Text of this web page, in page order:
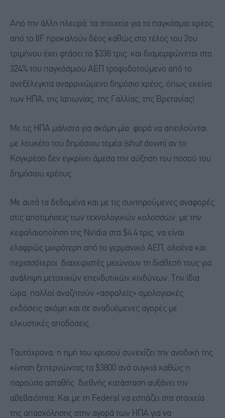
Από την άλλη πλευρά, τα στοιχεία για το παγκόσμιο χρέος
από το IIF προκαλούν δέος καθώς στο τέλος του 2ου
τριμήνου έχει φτάσει τα $338 τρις. και διαμορφώνεται στο
324% του παγκόσμιου ΑΕΠ τροφοδοτούμενο από το
ανεξέλεγκτα αναρριχώμενο δημόσιο χρέος, όπως εκείνο
των ΗΠΑ, της Ιαπωνίας, της Γαλλίας, της Βρετανίας!
Με τις ΗΠΑ μάλιστα για ακόμη μία φορά να απειλούνται
με λουκέτο του δημόσιου τομέα (shut down) αν το
Κογκρέσο δεν εγκρίνει άμεσα την αύξηση του ποσού του
δημόσιου χρέους.
Με αυτά τα δεδομένα και με τις συντηρούμενες αναφορές
στις αποτιμήσεις των τεχνολογικών κολοσσών, με την
κεφαλαιοποίηση της Nvidia στα $4,4 τρις. να είναι
ελαφρώς μικρότερη από το γερμανικό ΑΕΠ, ολοένα και
περισσότεροι διαχειριστές μειώνουν τη διάθεσή τους για
ανάληψη μετοχικών επενδυτικών κινδύνων. Την ίδια
ώρα, πολλοί αναζητούν «ασφαλείς» ομολογιακές
εκδόσεις ακόμη και σε αναδυόμενες αγορές με
ελκυστικές αποδόσεις.
Ταυτόχρονα, η τιμή του χρυσού συνεχίζει την ανοδική της
κίνηση ξεπερνώντας τα $3800 ανά ουγκιά καθώς η
παρούσα ασταθής διεθνής κατάσταση αυξάνει την
αβεβαιότητα. Και με τη Federal να εστιάζει στα στοιχεία
της απασχόλησης στην αγορά των ΗΠΑ για να